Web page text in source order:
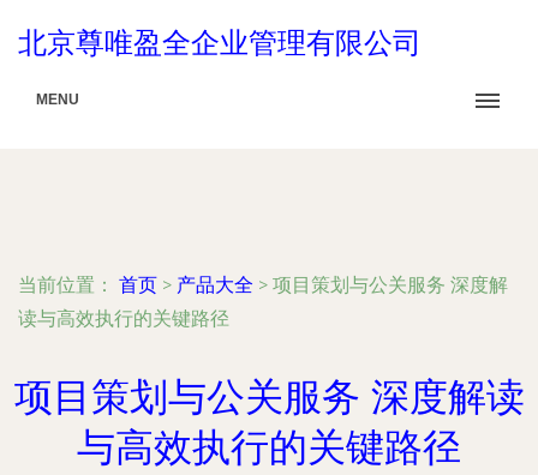
北京尊唯盈全企业管理有限公司
MENU
当前位置： 首页 > 产品大全 > 项目策划与公关服务 深度解
读与高效执行的关键路径
项目策划与公关服务 深度解读
与高效执行的关键路径